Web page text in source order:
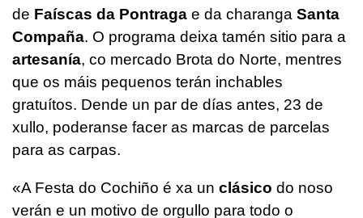
de Faíscas da Pontraga e da charanga Santa
Compaña. O programa deixa tamén sitio para a
artesanía, co mercado Brota do Norte, mentres
que os máis pequenos terán inchables
gratuítos. Dende un par de días antes, 23 de
xullo, poderanse facer as marcas de parcelas
para as carpas.
«A Festa do Cochiño é xa un clásico do noso
verán e un motivo de orgullo para todo o